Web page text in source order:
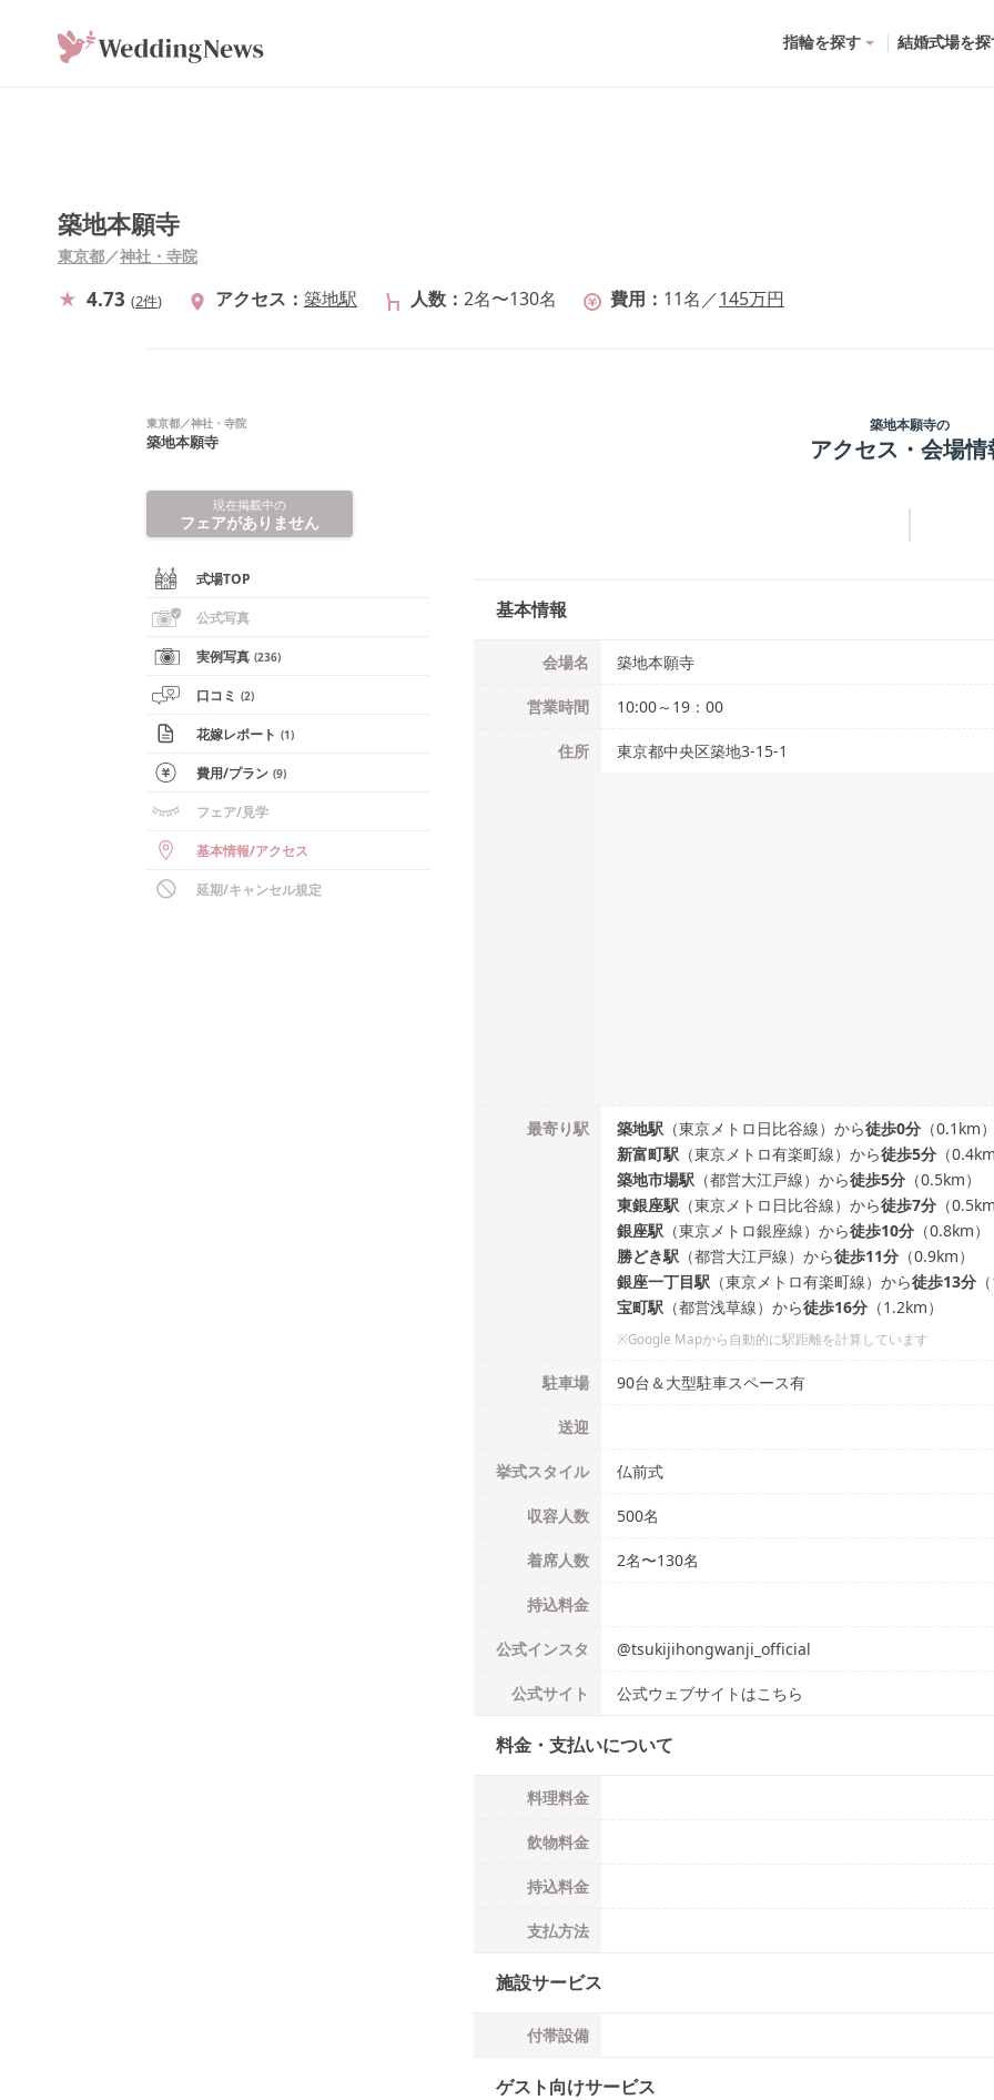
指輪を探す 結婚式場を
築地本願寺
東京都／神社・寺院
4.73 (2件) アクセス 築地駅 人数 2名〜130名 費用 11名 ／145万円
東京都／神社・寺院
築地本願寺
現在掲載中の
フェアがありません
式場TOP
公式写真
実例写真 (236)
口コミ (2)
花嫁レポート (1)
費用/プラン (9)
フェア/見学
基本情報/アクセス
延期/キャンセル規定
築地本願寺の
アクセス・会場情
基本情報
会場名 築地本願寺
営業時間 10:00～19：00
住所 東京都中央区築地3-15-1
最寄り駅 築地駅 （東京メトロ日比谷線） から徒歩0分 （0.1 km）
新富町駅 （東京メトロ有楽町線） から徒歩5分 （0.4km
築地市場駅 （都営大江戸線） から徒歩5分 （0.5km）
東銀座駅 （東京メトロ日比谷線） から徒歩7分 （0.5km
銀座駅 （東京メトロ銀座線） から徒歩10分 （0.8km）
勝どき駅 （都営大江戸線） から徒歩11分 （0.9km）
銀座一丁目駅 （東京メトロ有楽町線） から徒歩13分 （
宝町駅 （都営浅草線） から徒歩16分 （1.2km）
※Google Mapから自動的に駅距離を計算しています
駐車場 90台＆大型駐車スペース有
送迎
挙式スタイル 仏前式
収容人数 500名
着席人数 2名〜130名
持込料金
公式インスタ @tsukijihongwanji_official
公式サイト 公式ウェブサイトはこちら
料金・支払いについて
料理料金
飲物料金
持込料金
支払方法
施設サービス
付帯設備
ゲスト向けサービス